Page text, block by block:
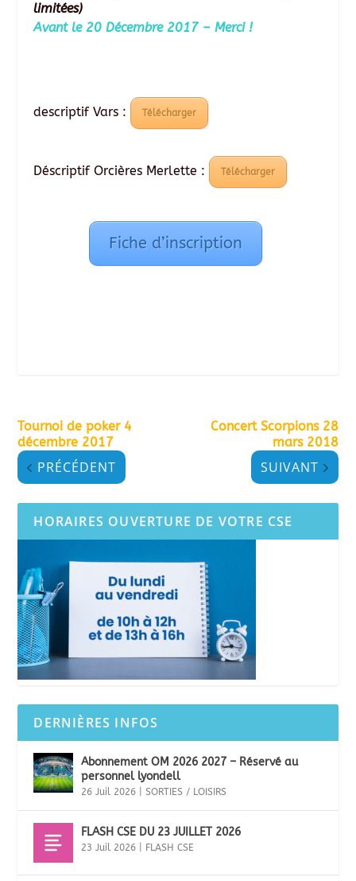
limitées)
Avant le 20 Décembre 2017 – Merci !
descriptif Vars : Télécharger
Déscriptif Orcières Merlette : Télécharger
Fiche d’inscription
Tournoi de poker 4
décembre 2017
PRÉCÉDENT
Concert Scorpions 28
mars 2018
SUIVANT
HORAIRES OUVERTURE DE VOTRE CSE
DERNIÈRES INFOS
Abonnement OM 2026 2027 – Réservé au
personnel lyondell
26 Juil 2026 |SORTIES / LOISIRS
FLASH CSE DU 23 JUILLET 2026
23 Juil 2026 FLASH CSE